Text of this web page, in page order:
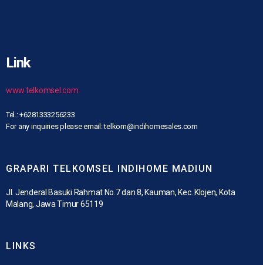
Link
www.telkomsel.com
Tel.: +6281333256233
For any inquiries please email: telkom@indihomesales.com
GRAPARI TELKOMSEL INDIHOME MADIUN
Jl. Jenderal Basuki Rahmat No.7 dan 8, Kauman, Kec. Klojen, Kota
Malang, Jawa Timur 65119
LINKS